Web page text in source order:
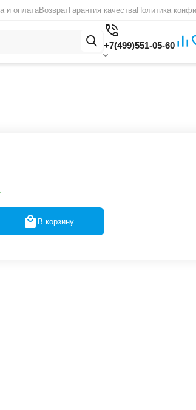
и оплатаВозвратГарантия качестваПолитика
+7(499)551-05-60
В корзину